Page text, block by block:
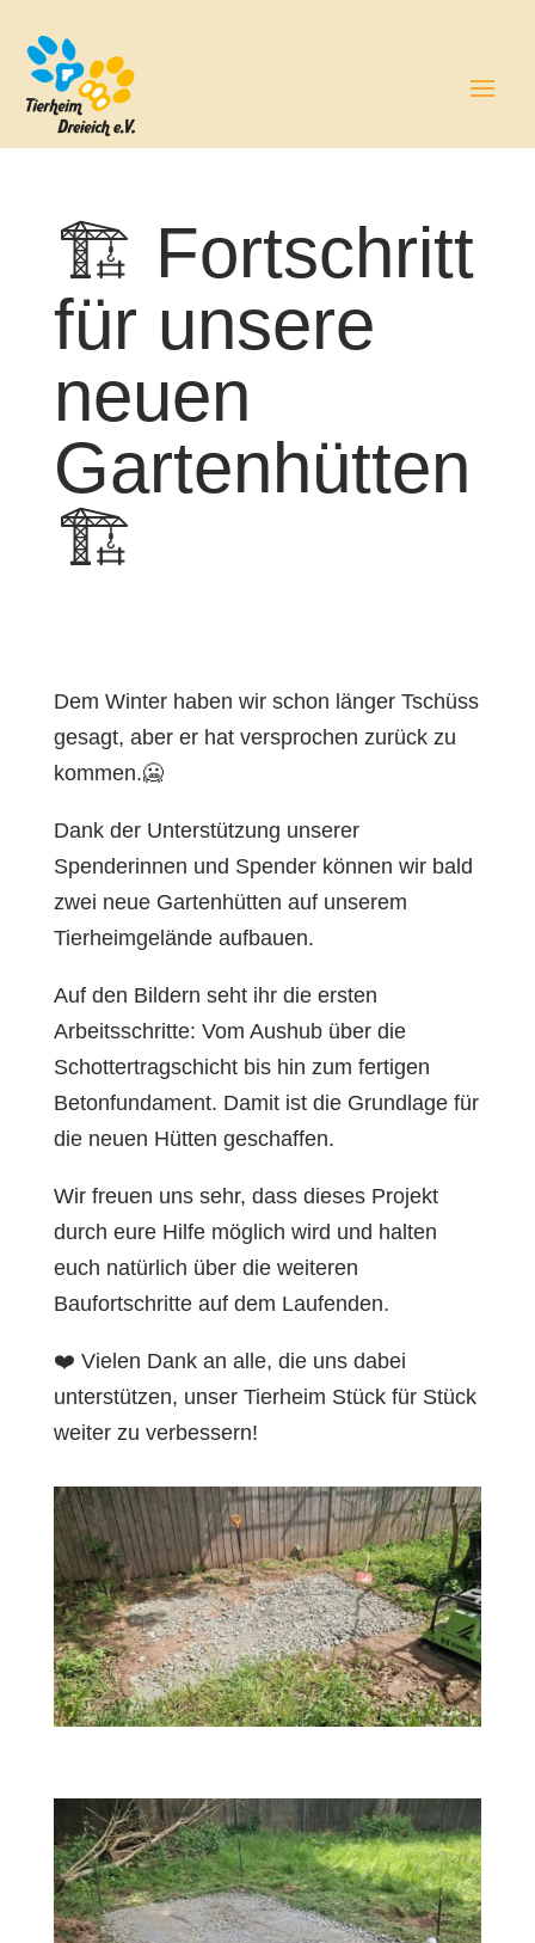
🏗️ Fortschritt
für unsere
neuen
Gartenhütten
🏗️
Dem Winter haben wir schon länger Tschüss
gesagt, aber er hat versprochen zurück zu
kommen.🥶
Dank der Unterstützung unserer
Spenderinnen und Spender können wir bald
zwei neue Gartenhütten auf unserem
Tierheimgelände aufbauen.
Auf den Bildern seht ihr die ersten
Arbeitsschritte: Vom Aushub über die
Schottertragschicht bis hin zum fertigen
Betonfundament. Damit ist die Grundlage für
die neuen Hütten geschaffen.
Wir freuen uns sehr, dass dieses Projekt
durch eure Hilfe möglich wird und halten
euch natürlich über die weiteren
Baufortschritte auf dem Laufenden.
❤️ Vielen Dank an alle, die uns dabei
unterstützen, unser Tierheim Stück für Stück
weiter zu verbessern!